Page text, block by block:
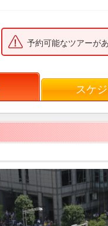
予約可能なツアーが
スケ